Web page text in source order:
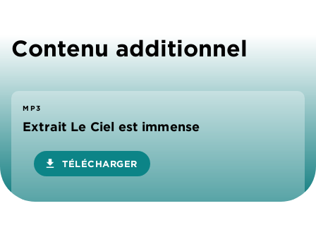
Contenu additionnel
MP3
Extrait Le Ciel est immense
download TÉLÉCHARGER